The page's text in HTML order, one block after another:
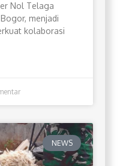
Nol Telaga
menjadi
kolaborasi
NEWS